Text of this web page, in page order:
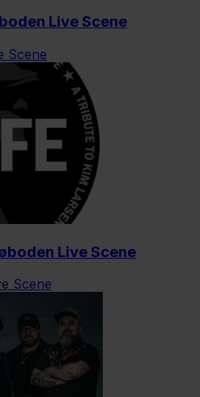
Live Scene
Scene
Live Scene
Scene